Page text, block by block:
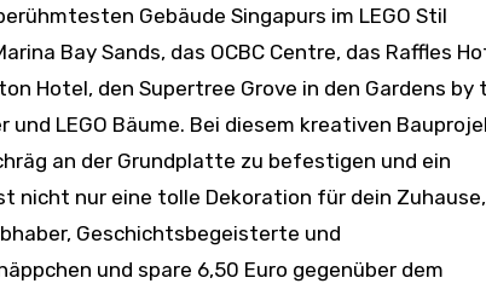
Gebäude Singapurs im LEGO Stil
Bay Sands, das OCBC Centre, das Raffles
Hotel, den Supertree Grove in den Gardens by
LEGO Bäume. Bei diesem kreativen
an der Grundplatte zu befestigen und ein
nicht nur eine tolle Dekoration für dein Zuhause,
Geschichtsbegeisterte und
und spare 6,50 Euro gegenüber dem